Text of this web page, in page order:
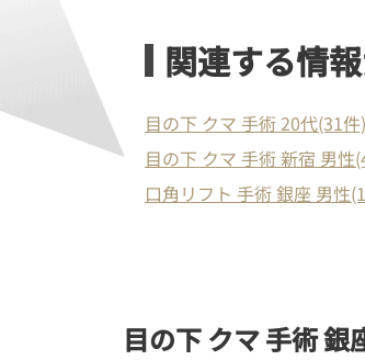
関連する情
目の下 クマ 手術 20代(31件)
目の下 クマ 手術 新宿 男性
口角リフト 手術 銀座 男性
目の下 クマ 手術 銀